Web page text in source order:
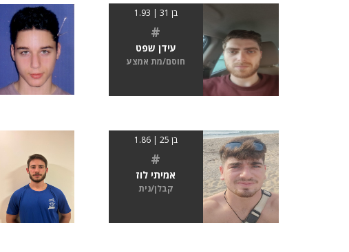
בן 31 | 1.93
#
עידן שפט
חוסם/מת אמצע
בן 25 | 1.86
#
אמיתי לוז
קבלן/נית